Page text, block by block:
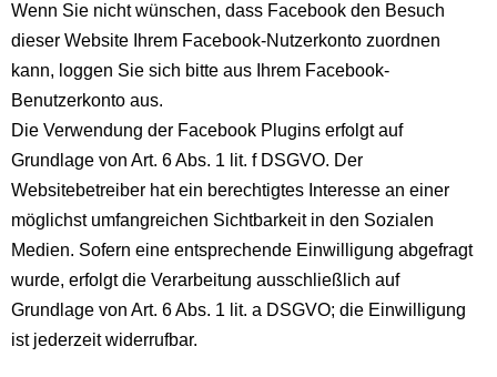
Wenn Sie nicht wünschen, dass Facebook den Besuch
dieser Website Ihrem Facebook-Nutzerkonto zuordnen
kann, loggen Sie sich bitte aus Ihrem Facebook-
Benutzerkonto aus.
Die Verwendung der Facebook Plugins erfolgt auf
Grundlage von Art. 6 Abs. 1 lit. f DSGVO. Der
Websitebetreiber hat ein berechtigtes Interesse an einer
möglichst umfangreichen Sichtbarkeit in den Sozialen
Medien. Sofern eine entsprechende Einwilligung abgefragt
wurde, erfolgt die Verarbeitung ausschließlich auf
Grundlage von Art. 6 Abs. 1 lit. a DSGVO; die Einwilligung
ist jederzeit widerrufbar.